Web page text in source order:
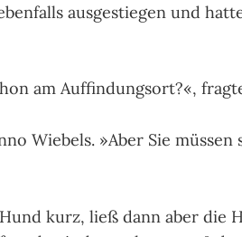
ausgestiegen und
am Auffindungsort?«,
Wiebels. »Aber Sie
kurz, ließ dann aber die